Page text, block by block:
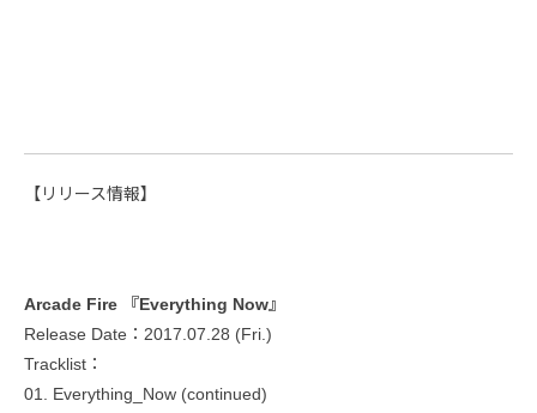
【リリース情報】
Arcade Fire 『Everything Now』
Release Date：2017.07.28 (Fri.)
Tracklist：
01. Everything_Now (continued)